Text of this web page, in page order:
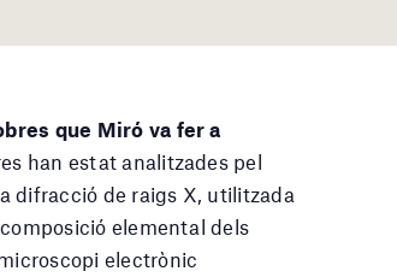
que Miró va fer a
han estat analitzades pel
difracció de raigs X, utilitzada
elemental dels
electrònic